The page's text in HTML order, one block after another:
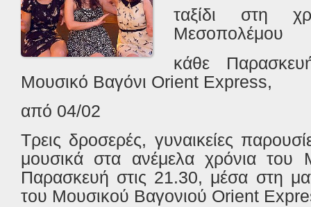
ταξίδι στη
Μεσοπολέμου
κάθε
Μουσικό Βαγόνι Orient Express,
από 04/02
Τρεις δροσερές, γυναικείες
μουσικά στα ανέμελα χρόνια του
Παρασκευή στις 21.30, μέσα στη
του Μουσικού Βαγονιού Orient